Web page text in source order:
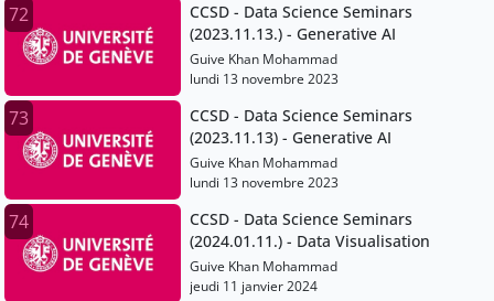
72
CCSD - Data Science Seminars
(2023.11.13.) - Generative AI
Guive Khan Mohammad
lundi 13 novembre 2023
73
CCSD - Data Science Seminars
(2023.11.13) - Generative AI
Guive Khan Mohammad
lundi 13 novembre 2023
74
CCSD - Data Science Seminars
(2024.01.11.) - Data Visualisation
Guive Khan Mohammad
jeudi 11 janvier 2024